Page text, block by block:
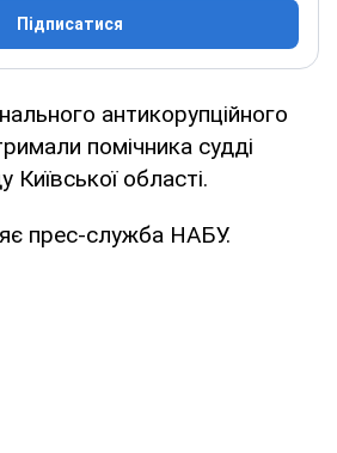
Підписатися
антикорупційного
помічника судді
Київської області.
прес-служба НАБУ.